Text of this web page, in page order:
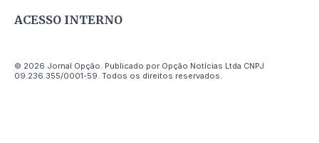
ACESSO INTERNO
© 2026 Jornal Opção. Publicado por Opção Notícias Ltda CNPJ
09.236.355/0001-59. Todos os direitos reservados.